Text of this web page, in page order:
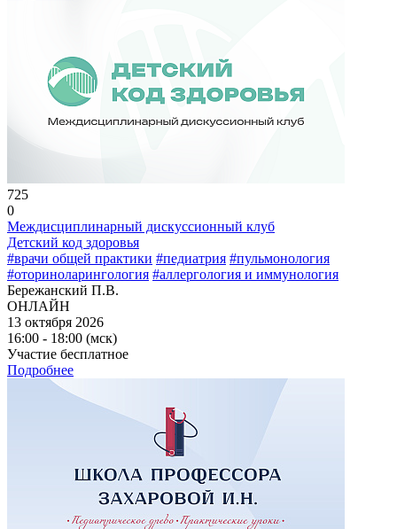
725
0
Междисциплинарный дискуссионный клуб
Детский код здоровья
#врачи общей практики #педиатрия #пульмонология
#оториноларингология #аллергология и иммунология
Бережанский П.В.
ОНЛАЙН
13 октября 2026
16:00 - 18:00 (мск)
Участие бесплатное
Подробнее